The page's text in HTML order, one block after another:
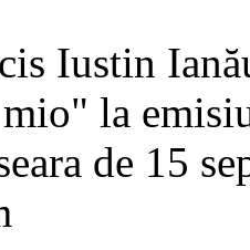
Iustin
la
de 15